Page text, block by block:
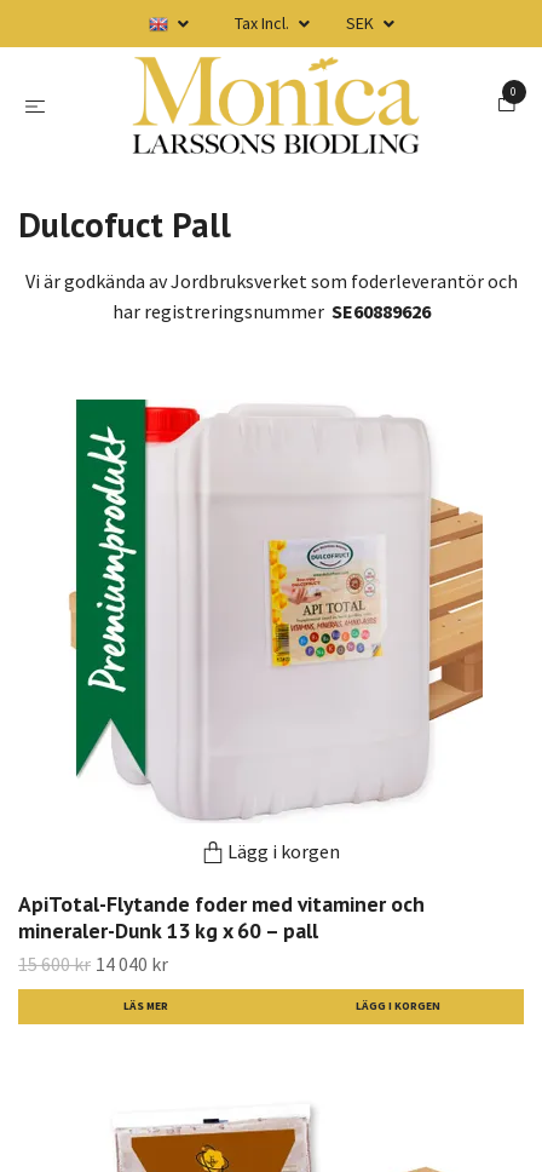
Tax Incl. SEK
0
Dulcofuct Pall
Vi är godkända av Jordbruksverket som foderleverantör och
har registreringsnummer SE60889626
Lägg i korgen
ApiTotal-Flytande foder med vitaminer och
mineraler-Dunk 13 kg x 60 – pall
15 600 kr 14 040 kr
LÄS MER